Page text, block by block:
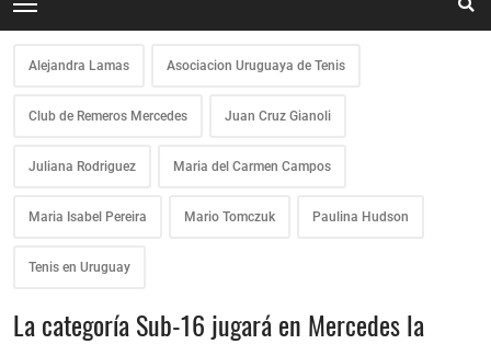
Alejandra Lamas Asociacion Uruguaya de Tenis
Club de Remeros Mercedes Juan Cruz Gianoli
Juliana Rodriguez Maria del Carmen Campos
Maria Isabel Pereira Mario Tomczuk Paulina Hudson
Tenis en Uruguay
La categoría Sub-16 jugará en Mercedes la